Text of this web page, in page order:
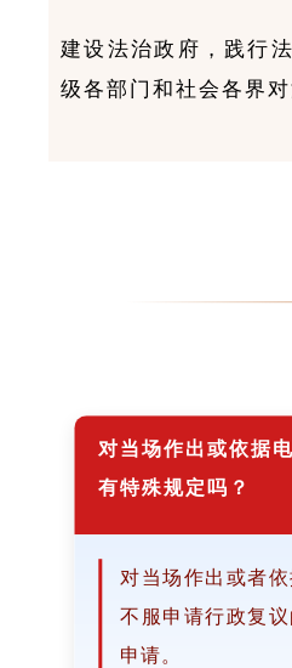
建设法治政府，践行
级各部门和社会各界
对当场作出或依据
有特殊规定吗？
对当场作出或者
不服申请行政复
申请。